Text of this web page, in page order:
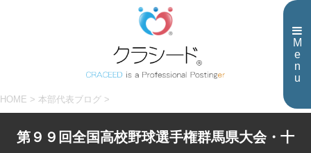
M
e
n
u
HOME > 本部代表ブログ >
第９９回全国高校野球選手権群馬県大会・十